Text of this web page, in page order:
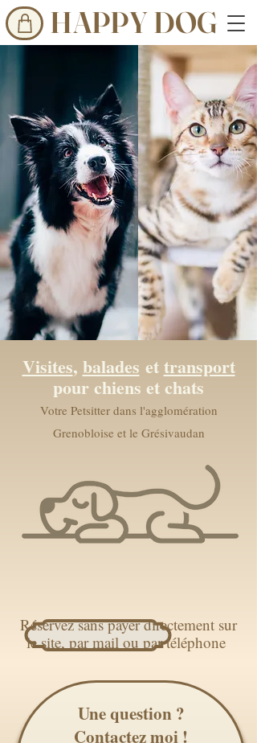
HAPPY DOG
Visites, balades ettransport
pour chiens et chats
Votre Petsitter dans l'agglomération
Grenobloise et le Grésivaudan
Réservez sans payer directement sur
le site, par mail ou par téléphone
Une question ?
Contactez moi !